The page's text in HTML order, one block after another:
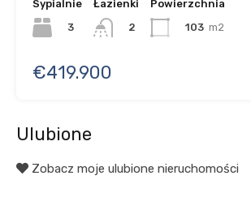
Sypialnie
3
Łazienki
2
Powierzchnia
103 m2
€419.900
Ulubione
Zobacz moje ulubione nieruchomości